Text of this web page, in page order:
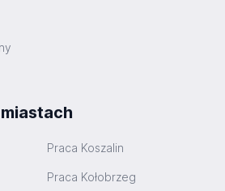
Praca Koszalin
Praca Kołobrzeg